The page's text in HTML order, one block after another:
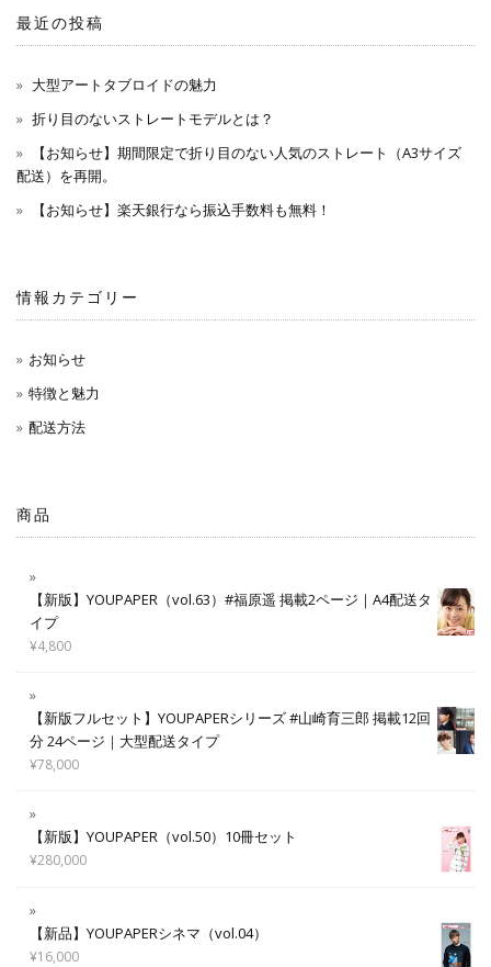
最近の投稿
大型アートタブロイドの魅力
折り目のないストレートモデルとは？
【お知らせ】期間限定で折り目のない人気のストレート（A3サイズ
配送）を再開。
【お知らせ】楽天銀行なら振込手数料も無料！
情報カテゴリー
お知らせ
特徴と魅力
配送方法
商品
【新版】YOUPAPER（vol.63）#福原遥 掲載2ページ｜A4配送タ
イプ
¥4,800
【新版フルセット】YOUPAPERシリーズ #山崎育三郎 掲載12回
分 24ページ｜大型配送タイプ
¥78,000
【新版】YOUPAPER（vol.50）10冊セット
¥280,000
【新品】YOUPAPERシネマ（vol.04）
¥16,000